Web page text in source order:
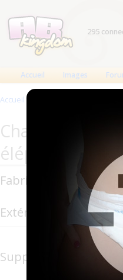
295
Accueil Images
Accueil >
Changes
éléphanteau
Fabricant : LittleForBig
Extérieur : Plastique
Support en plastique